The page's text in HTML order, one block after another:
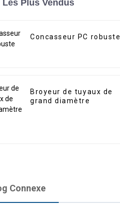
Plus Vendus
Concasseur PC robuste
Broyeur de tuyaux de
grand diamètre
Connexe